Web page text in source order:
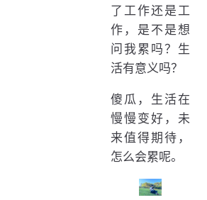
了工作还是工
作，是不是想
问我累吗？生
活有意义吗？
傻瓜，生活在
慢慢变好，未
来值得期待，
怎么会累呢。